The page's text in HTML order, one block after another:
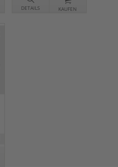
DETAILS KAUFEN